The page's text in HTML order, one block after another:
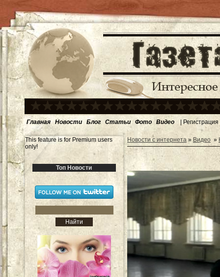
Главная Новости Блог Статьи Фото Видео | Регистрация
This feature is for Premium users
only!
Топ Новости
Новости с интернета » Видео »